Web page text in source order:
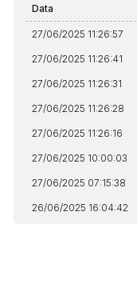
Data
27/06/2025 11:26:57
27/06/2025 11:26:41
27/06/2025 11:26:31
27/06/2025 11:26:28
27/06/2025 11:26:16
27/06/2025 10:00:03
27/06/2025 07:15:38
26/06/2025 16:04:42